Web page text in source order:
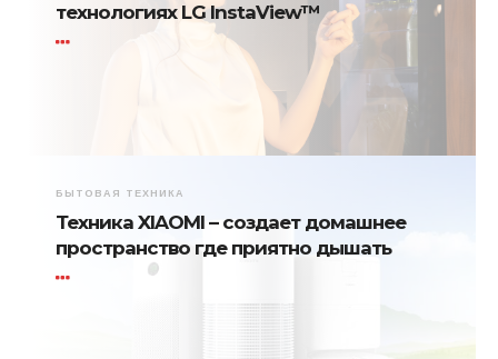
технологиях LG InstaView™
БЫТОВАЯ ТЕХНИКА
Техника XIAOMI – создает домашнее
пространство где приятно дышать